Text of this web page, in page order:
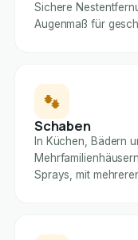
Sichere
Augenmaß für
Schaben
In Küchen, Bädern
Sprays, mit